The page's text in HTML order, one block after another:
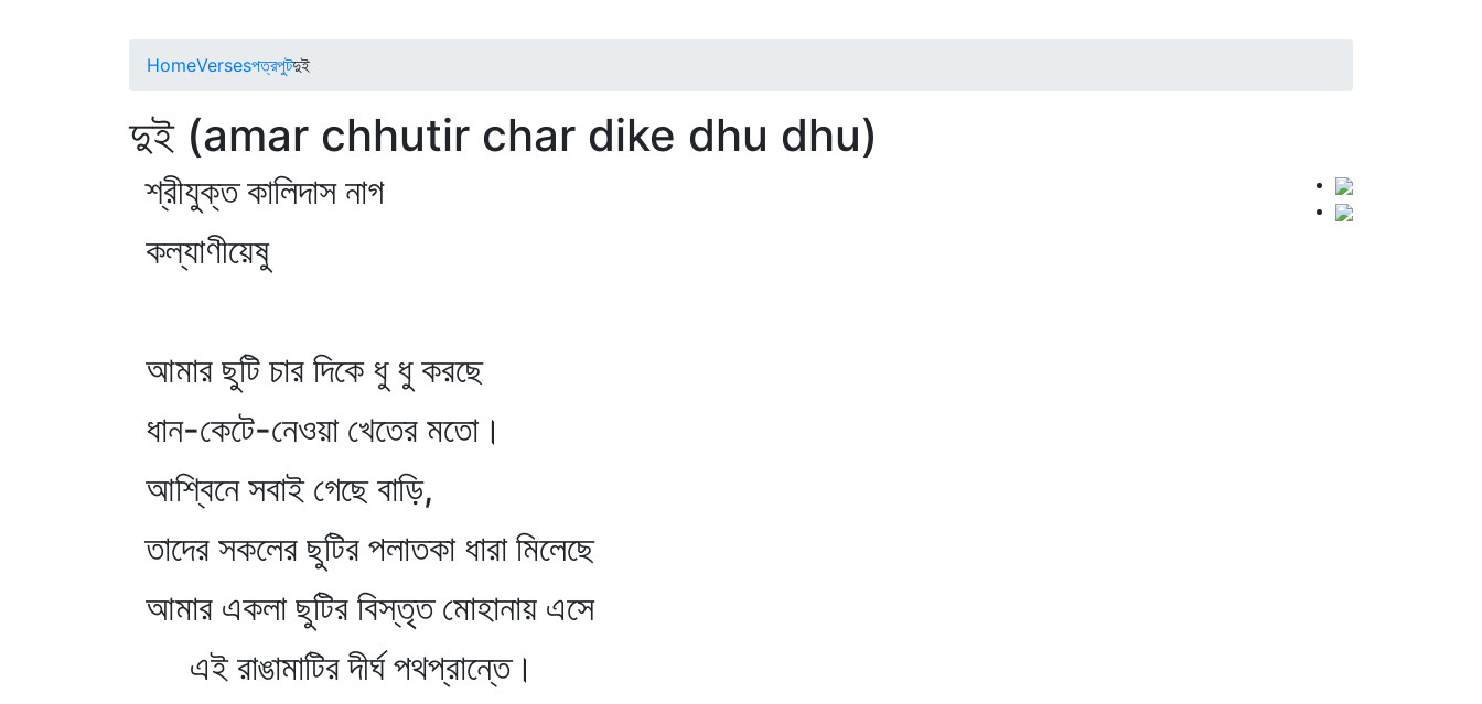
HomeVersesপত্রপুটদুই
দুই (amar chhutir char dike dhu dhu)
শ্রীযুক্ত কালিদাস নাগ
কল্যাণীয়েষু
আমার ছুটি চার দিকে ধু ধু করছে
ধান-কেটে-নেওয়া খেতের মতো।
আশ্বিনে সবাই গেছে বাড়ি,
তাদের সকলের ছুটির পলাতকা ধারা মিলেছে
আমার একলা ছুটির বিস্তৃত মোহানায় এসে
এই রাঙামাটির দীর্ঘ পথপ্রান্তে।